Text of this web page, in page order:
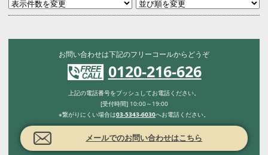
お問い合わせは下記のフリーコールからどうぞ
0120-216-626
上記の電話番号をプッシュしてお電話ください。
[受付時間] 10:00～19:00
※繋がりにくい場合は03-5343-6030へお電話ください。
メールでのお問い合わせはこちら